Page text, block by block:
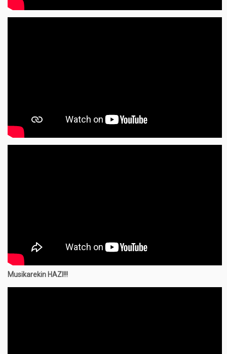
Musikarekin HAZI!!!